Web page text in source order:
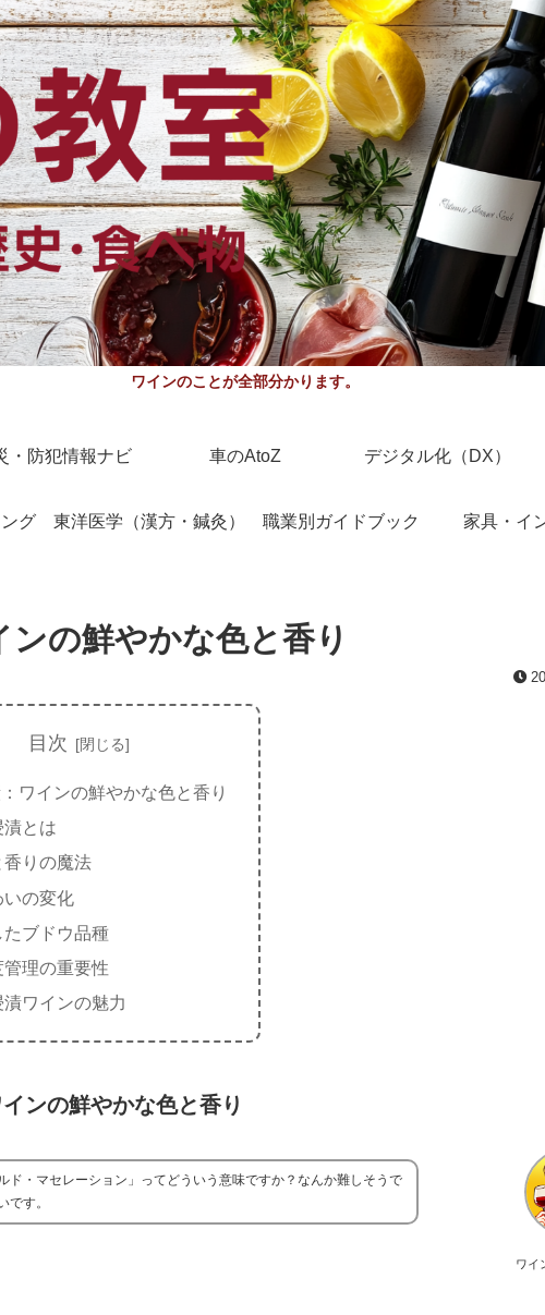
ワインのことが全部分かります。
・防犯情報ナビ 車のAtoZ デジタル化（DX）
グ 東洋医学（漢方・鍼灸） 職業別ガイドブック 家具・イ
ンの鮮やかな色と香り
目次
ワインの鮮やかな色と香り
漬とは
香りの魔法
いの変化
たブドウ品種
管理の重要性
漬ワインの魅力
ンの鮮やかな色と香り
ワイ
ド・マセレーション」ってどういう意味ですか？なんか難しそうで
です。